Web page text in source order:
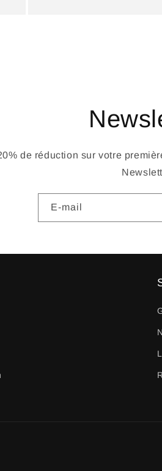
de réduction sur votre
E-mail